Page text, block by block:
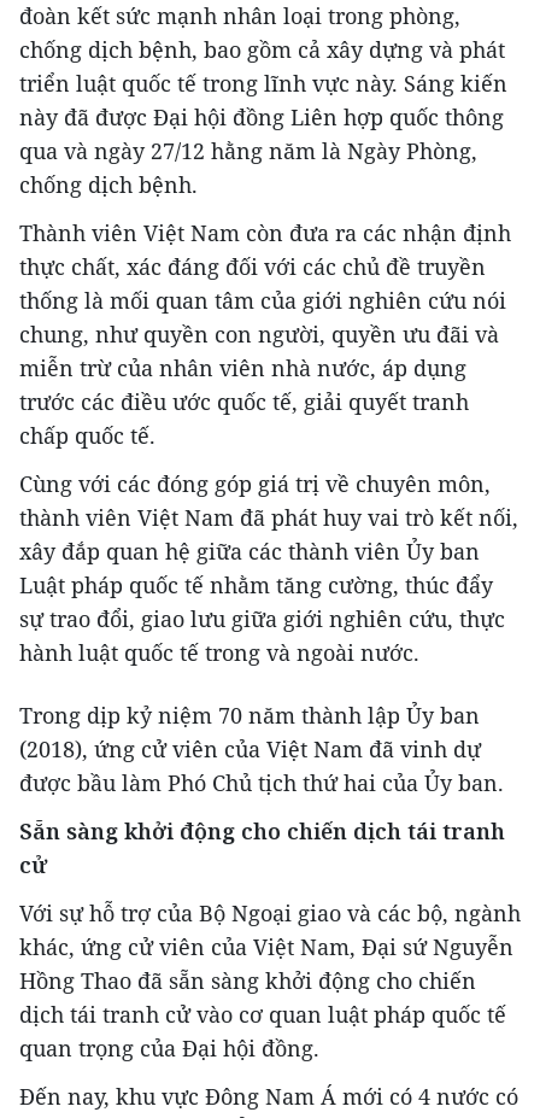
đoàn kết sức mạnh nhân loại trong phòng,
chống dịch bệnh, bao gồm cả xây dựng và phát
triển luật quốc tế trong lĩnh vực này. Sáng kiến
này đã được Ðại hội đồng Liên hợp quốc thông
qua và ngày 27/12 hằng năm là Ngày Phòng,
chống dịch bệnh.
Thành viên Việt Nam còn đưa ra các nhận định
thực chất, xác đáng đối với các chủ đề truyền
thống là mối quan tâm của giới nghiên cứu nói
chung, như quyền con người, quyền ưu đãi và
miễn trừ của nhân viên nhà nước, áp dụng
trước các điều ước quốc tế, giải quyết tranh
chấp quốc tế.
Cùng với các đóng góp giá trị về chuyên môn,
thành viên Việt Nam đã phát huy vai trò kết nối,
xây đắp quan hệ giữa các thành viên Ủy ban
Luật pháp quốc tế nhằm tăng cường, thúc đẩy
sự trao đổi, giao lưu giữa giới nghiên cứu, thực
hành luật quốc tế trong và ngoài nước.
Trong dịp kỷ niệm 70 năm thành lập Ủy ban
(2018), ứng cử viên của Việt Nam đã vinh dự
được bầu làm Phó Chủ tịch thứ hai của Ủy ban.
Sẵn sàng khởi động cho chiến dịch tái tranh
cử
Với sự hỗ trợ của Bộ Ngoại giao và các bộ, ngành
khác, ứng cử viên của Việt Nam, Đại sứ Nguyễn
Hồng Thao đã sẵn sàng khởi động cho chiến
dịch tái tranh cử vào cơ quan luật pháp quốc tế
quan trọng của Đại hội đồng.
Đến nay, khu vực Đông Nam Á mới có 4 nước có